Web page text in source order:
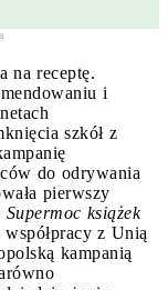
na receptę.
i
szkół z
do odrywania
pierwszy
Supermoc książek
współpracy z Unią
kampanią